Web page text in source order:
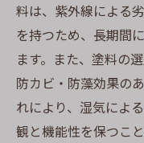
料は、紫外線による
を持つため、長期間
ます。また、塗料の
防カビ・防藻効果の
れにより、湿気によ
観と機能性を保つこ